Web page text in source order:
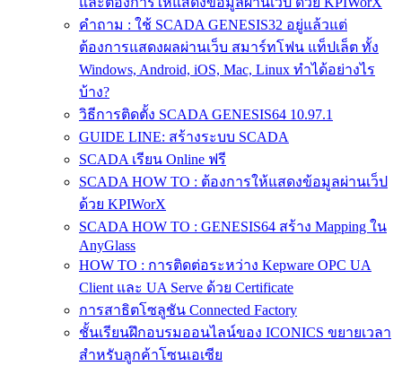
คำถาม : ใช้ SCADA GENESIS32 อยู่แล้วแต่
ต้องการแสดงผลผ่านเว็บ สมาร์ทโฟน แท็ปเล็ต ทั้ง
Windows, Android, iOS, Mac, Linux ทำได้อย่างไร
บ้าง?
วิธีการติดตั้ง SCADA GENESIS64 10.97.1
GUIDE LINE: สร้างระบบ SCADA
SCADA เรียน Online ฟรี
SCADA HOW TO : ต้องการให้แสดงข้อมูลผ่านเว็ป
ด้วย KPIWorX
SCADA HOW TO : GENESIS64 สร้าง Mapping ใน
AnyGlass
HOW TO : การติดต่อระหว่าง Kepware OPC UA
Client และ UA Serve ด้วย Certificate
การสาธิตโซลูชัน Connected Factory
ชั้นเรียนฝึกอบรมออนไลน์ของ ICONICS ขยายเวลา
สำหรับลูกค้าโซนเอเซีย